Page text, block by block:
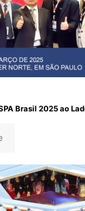
Brasil 2025 ao